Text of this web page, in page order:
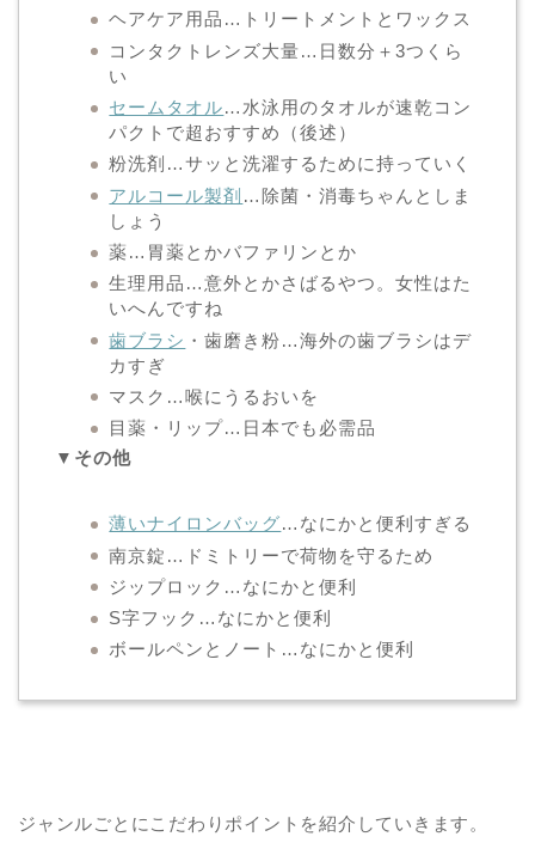
ヘアケア用品…トリートメントとワックス
コンタクトレンズ大量…日数分＋3つくら
い
セームタオル…水泳用のタオルが速乾コン
パクトで超おすすめ（後述）
粉洗剤…サッと洗濯するために持っていく
アルコール製剤 …除菌・消毒ちゃんとしま
しょう
薬…胃薬とかバファリンとか
生理用品…意外とかさばるやつ。女性はた
いへんですね
歯ブラシ ・歯磨き粉…海外の歯ブラシはデ
カすぎ
マスク…喉にうるおいを
目薬・リップ…日本でも必需品
▼その他
薄いナイロンバッグ…なにかと便利すぎる
南京錠…ドミトリーで荷物を守るため
ジップロック…なにかと便利
S字フック…なにかと便利
ボールペンとノート…なにかと便利
ジャンルごとにこだわりポイントを紹介していきます。